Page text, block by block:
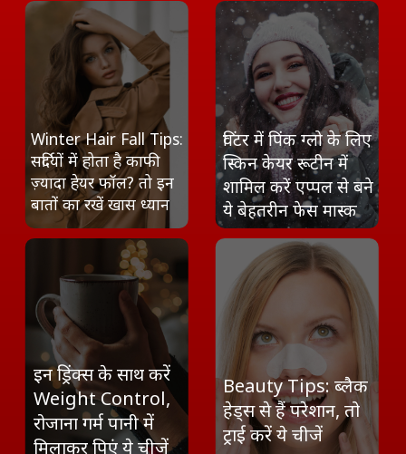
विंटर में पिंक ग्लो के लिए
स्किन केयर रूटीन में
शामिल करें एप्पल से बने
ये बेहतरीन फेस मास्क
Beauty Tips: ब्लैक
हेड्स से हैं परेशान, तो
ट्राई करें ये चीजें
इन ड्रिंक्स के साथ करें
Weight Control,
रोजाना गर्म पानी में
मिलाकर पिएं ये चीजें
Winter Hair Fall Tips:
सर्दियों में होता है काफी
ज़्यादा हेयर फॉल? तो इन
बातों का रखें खास ध्यान